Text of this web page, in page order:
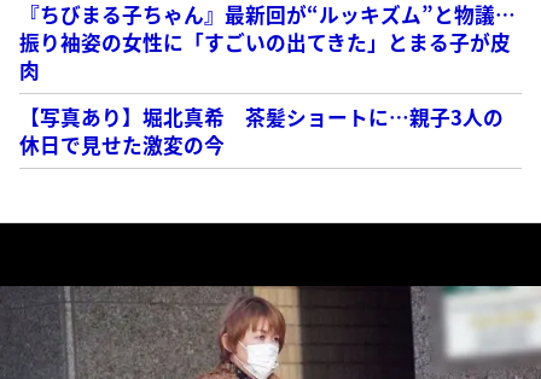
『ちびまる子ちゃん』最新回が“ルッキズム”と物議…
振り袖姿の女性に「すごいの出てきた」とまる子が皮
肉
【写真あり】堀北真希 茶髪ショートに…親子3人の
休日で見せた激変の今